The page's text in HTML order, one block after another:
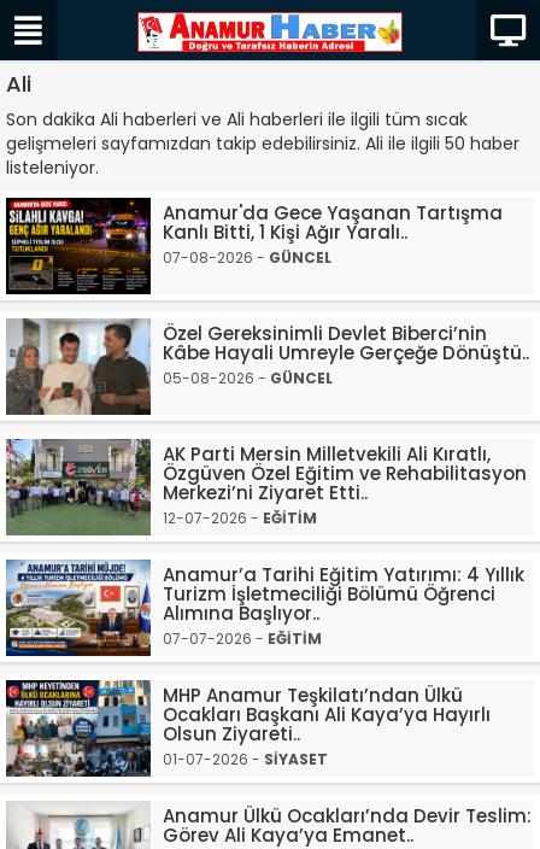
Ali
Son dakika Ali haberleri ve Ali haberleri ile ilgili tüm sıcak
gelişmeleri sayfamızdan takip edebilirsiniz. Ali ile ilgili 50 haber
listeleniyor.
Anamur'da Gece Yaşanan Tartışma
Kanlı Bitti, 1 Kişi Ağır Yaralı..
07-08-2026 - GÜNCEL
Özel Gereksinimli Devlet Biberci’nin
Kâbe Hayali Umreyle Gerçeğe Dönüştü..
05-08-2026 - GÜNCEL
AK Parti Mersin Milletvekili Ali Kıratlı,
Özgüven Özel Eğitim ve Rehabilitasyon
Merkezi’ni Ziyaret Etti..
12-07-2026 - EĞİTİM
Anamur’a Tarihi Eğitim Yatırımı: 4 Yıllık
Turizm İşletmeciliği Bölümü Öğrenci
Alımına Başlıyor..
07-07-2026 - EĞİTİM
MHP Anamur Teşkilatı’ndan Ülkü
Ocakları Başkanı Ali Kaya’ya Hayırlı
Olsun Ziyareti..
01-07-2026 - SİYASET
Anamur Ülkü Ocakları’nda Devir Teslim:
Görev Ali Kaya’ya Emanet..